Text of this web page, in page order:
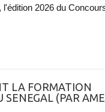
2026 du
LA FORMATION
SENEGAL (PAR